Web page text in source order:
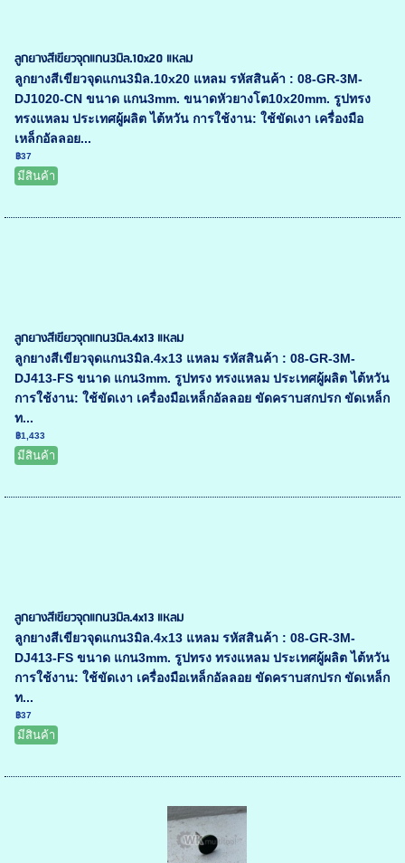
ลูกยางสีเขียวจุดแกน3มิล.10x20 แหลม
ลูกยางสีเขียวจุดแกน3มิล.10x20 แหลม รหัสสินค้า : 08-GR-3M-
DJ1020-CN ขนาด แกน3mm. ขนาดหัวยางโต10x20mm. รูปทรง
ทรงแหลม ประเทศผู้ผลิต ไต้หวัน การใช้งาน: ใช้ขัดเงา เครื่องมือ
เหล็กอัลลอย...
฿37
มีสินค้า
ลูกยางสีเขียวจุดแกน3มิล.4x13 แหลม
ลูกยางสีเขียวจุดแกน3มิล.4x13 แหลม รหัสสินค้า : 08-GR-3M-
DJ413-FS ขนาด แกน3mm. รูปทรง ทรงแหลม ประเทศผู้ผลิต ไต้หวัน
การใช้งาน: ใช้ขัดเงา เครื่องมือเหล็กอัลลอย ขัดคราบสกปรก ขัดเหล็ก
ท...
฿1,433
มีสินค้า
ลูกยางสีเขียวจุดแกน3มิล.4x13 แหลม
ลูกยางสีเขียวจุดแกน3มิล.4x13 แหลม รหัสสินค้า : 08-GR-3M-
DJ413-FS ขนาด แกน3mm. รูปทรง ทรงแหลม ประเทศผู้ผลิต ไต้หวัน
การใช้งาน: ใช้ขัดเงา เครื่องมือเหล็กอัลลอย ขัดคราบสกปรก ขัดเหล็ก
ท...
฿37
มีสินค้า